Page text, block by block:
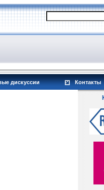
дискуссии Контакты